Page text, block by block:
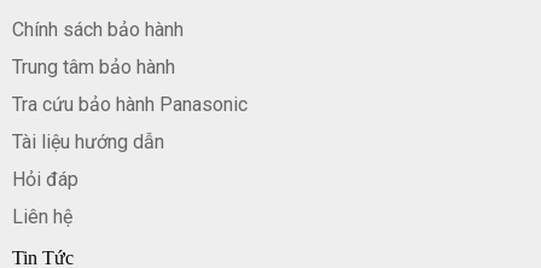
Chính sách bảo hành
Trung tâm bảo hành
Tra cứu bảo hành Panasonic
Tài liệu hướng dẫn
Hỏi đáp
Liên hệ
Tin Tức